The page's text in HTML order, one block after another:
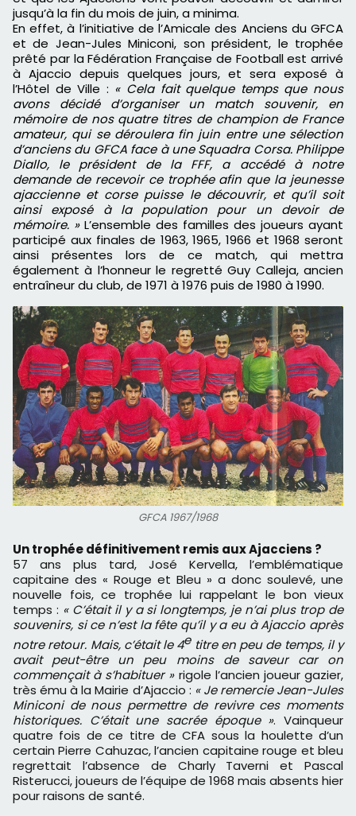
jusqu’à la fin du mois de juin, a minima.
En effet, à l’initiative de l’Amicale des Anciens du GFCA
et de Jean-Jules Miniconi, son président, le trophée
prêté par la Fédération Française de Football est arrivé
à Ajaccio depuis quelques jours, et sera exposé à
l’Hôtel de Ville : « Cela fait quelque temps que nous
avons décidé d’organiser un match souvenir, en
mémoire de nos quatre titres de champion de France
amateur, qui se déroulera fin juin entre une sélection
d’anciens du GFCA face à une Squadra Corsa. Philippe
Diallo, le président de la FFF, a accédé à notre
demande de recevoir ce trophée afin que la jeunesse
ajaccienne et corse puisse le découvrir, et qu’il soit
ainsi exposé à la population pour un devoir de
mémoire. »L’ensemble des familles des joueurs ayant
participé aux finales de 1963, 1965, 1966 et 1968 seront
ainsi présentes lors de ce match, qui mettra
également à l’honneur le regretté Guy Calleja, ancien
entraîneur du club, de 1971 à 1976 puis de 1980 à 1990.
GFCA 1967/1968
Un trophée définitivement remis aux Ajacciens ?
57 ans plus tard, José Kervella, l’emblématique
capitaine des « Rouge et Bleu » a donc soulevé, une
nouvelle fois, ce trophée lui rappelant le bon vieux
temps : « C’était il y a si longtemps, je n’ai plus trop de
souvenirs, si ce n’est la fête qu’il y a eu à Ajaccio après
notre retour. Mais, c’était le 4etitre en peu de temps, il y
avait peut-être un peu moins de saveur car on
commençait à s’habituer »rigole l’ancien joueur gazier,
très ému à la Mairie d’Ajaccio : « Je remercie Jean-Jules
Miniconi de nous permettre de revivre ces moments
historiques. C’était une sacrée époque ». Vainqueur
quatre fois de ce titre de CFA sous la houlette d’un
certain Pierre Cahuzac, l’ancien capitaine rouge et bleu
regrettait l’absence de Charly Taverni et Pascal
Risterucci, joueurs de l’équipe de 1968 mais absents hier
pour raisons de santé.